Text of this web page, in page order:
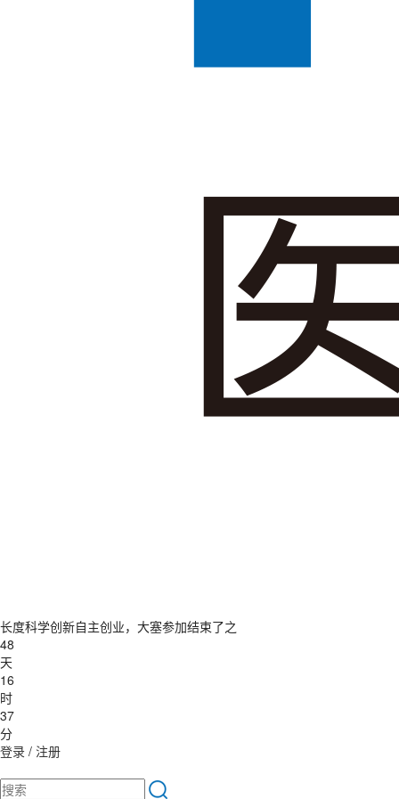
长度科学创新自主创业，大塞参加结束了之
48
天
16
时
37
分
登录 / 注册